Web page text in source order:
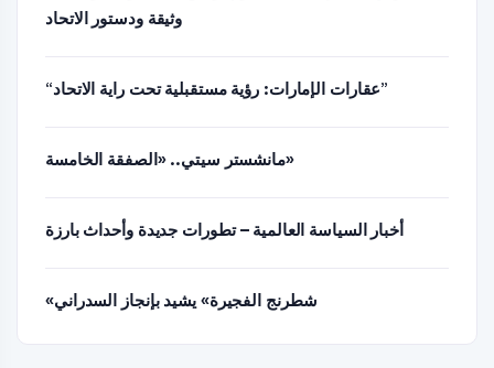
وثيقة ودستور الاتحاد
“عقارات الإمارات: رؤية مستقبلية تحت راية الاتحاد”
مانشستر سيتي.. «الصفقة الخامسة»
أخبار السياسة العالمية – تطورات جديدة وأحداث بارزة
«شطرنج الفجيرة» يشيد بإنجاز السدراني